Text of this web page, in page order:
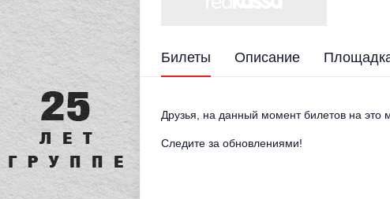
Билеты Описание
Друзья, на данный момент билетов на это
Следите за обновлениями!